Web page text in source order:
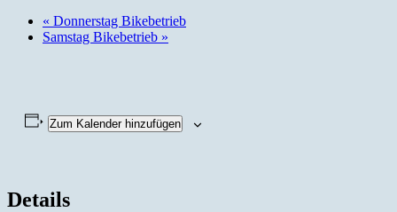
« Donnerstag Bikebetrieb
Samstag Bikebetrieb »
Zum Kalender hinzufügen
Details